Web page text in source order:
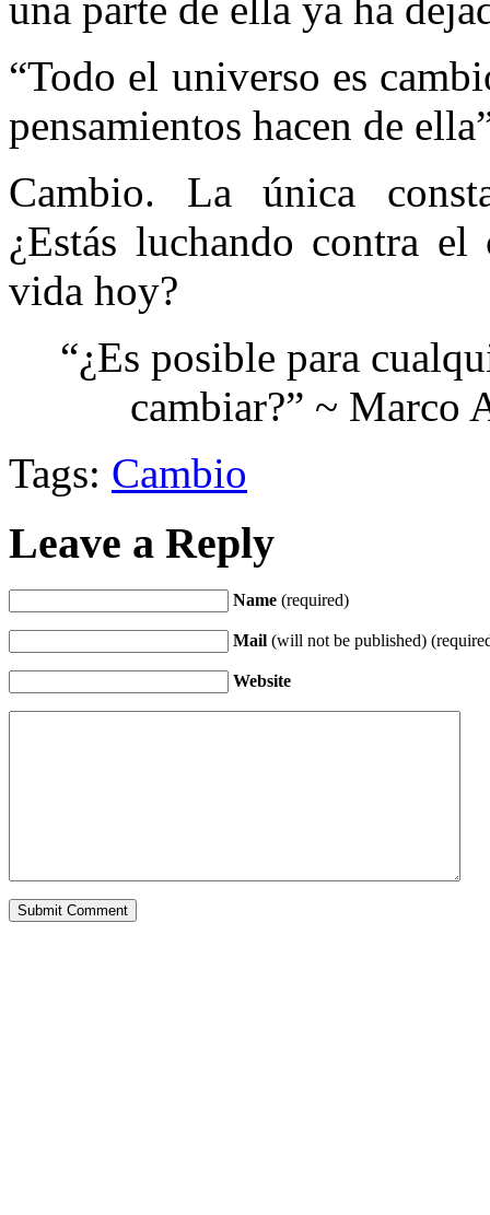
“Todo el universo es
pensamientos hacen de
Cambio. La única
¿Estás luchando contra
vida hoy?
“¿Es posible para
cambiar?” ~ Marco
Tags: Cambio
Leave a Reply
Name (required)
Mail (will not be published)
Website